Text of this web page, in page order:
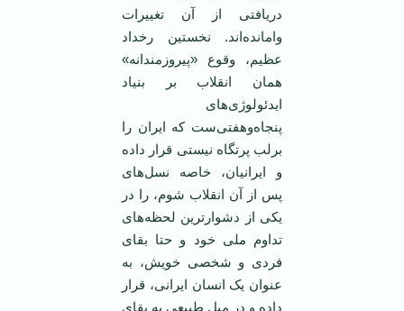
دریافتی از آن تغییرات
وامانده‌اند. نخستین رخداد
عظیم، وقوع «پیروزمندانه»
همان انقلاب بر بنیاد
ایدئولوژی‌های
پنجاه‌وهفتی‌ست که ایران را
برلب پرتگاه نیستی قرار داده
و ایرانیان، خاصه نسل‌های
پس از آن انقلاب شوم، را در
یکی از دشوارترین لحظه‌های
تداوم ملی خود و حتا بقای
فردی و شخصی خویش، به
عنوان یک انسان ایرانی، قرار
داده و در میل طبیعی به بقای